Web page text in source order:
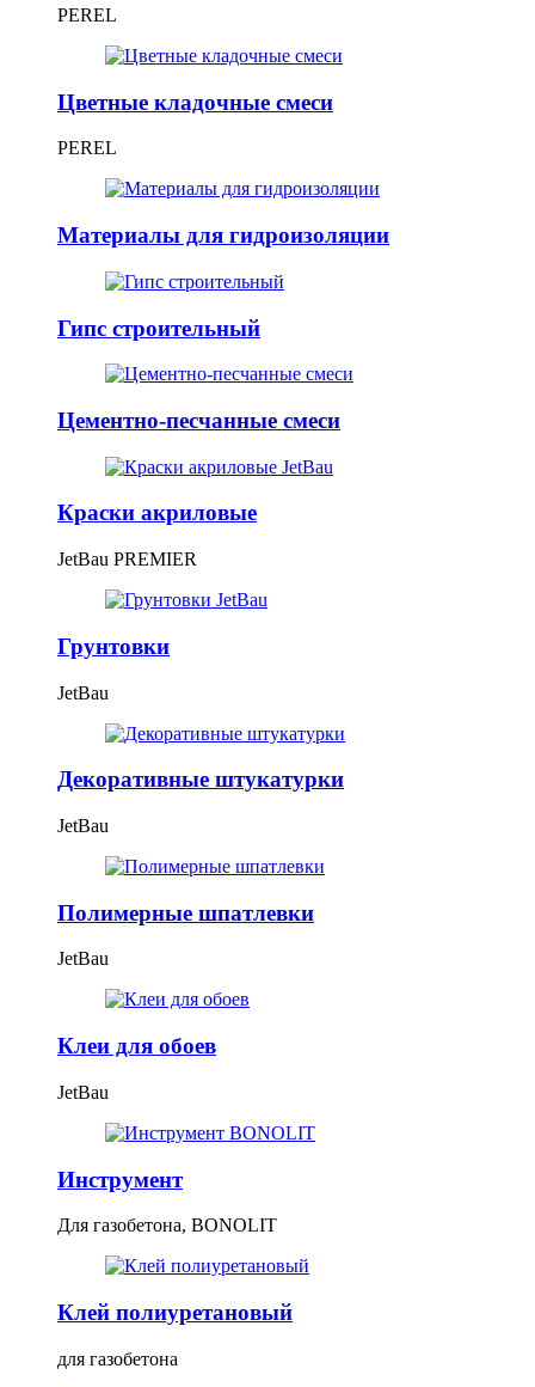
PEREL
Цветные кладочные смеси
PEREL
Материалы для гидроизоляции
Гипс строительный
Цементно-песчанные смеси
Краски акриловые
JetBau PREMIER
Грунтовки
JetBau
Декоративные штукатурки
JetBau
Полимерные шпатлевки
JetBau
Клеи для обоев
JetBau
Инструмент
Для газобетона, BONOLIT
Клей полиуретановый
для газобетона